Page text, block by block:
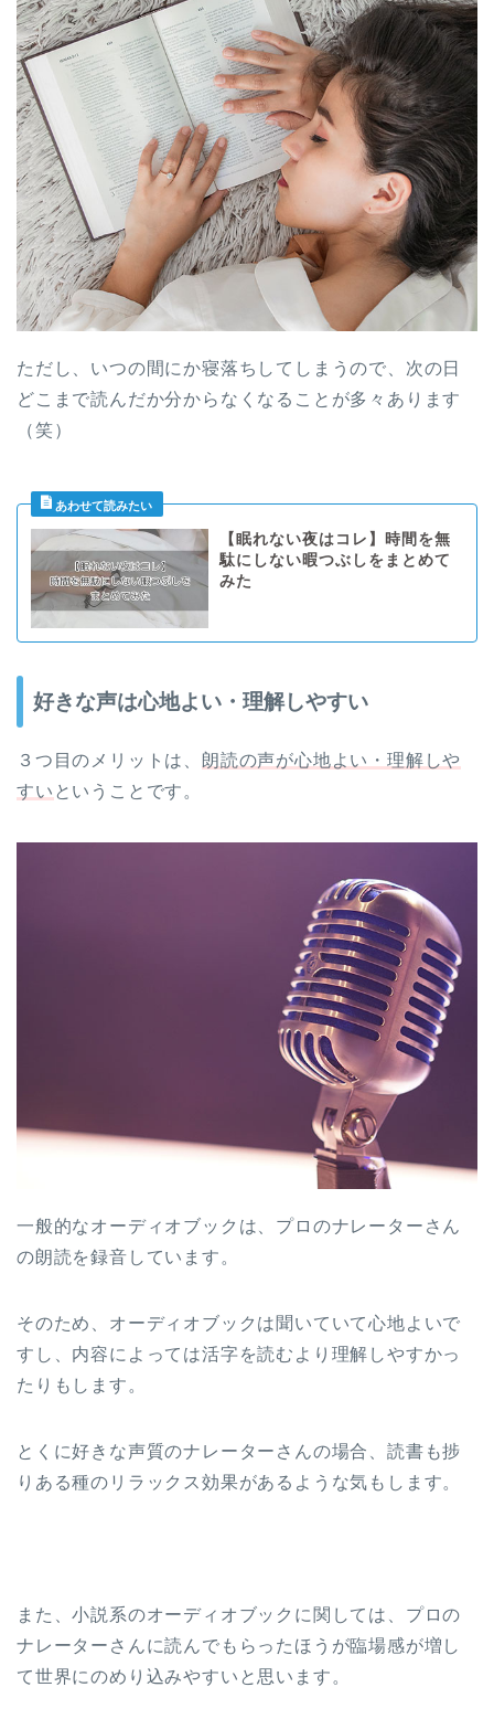
ただし、いつの間にか寝落ちしてしまうので、次の日
どこまで読んだか分からなくなることが多々あります
（笑）
【眠れない夜はコレ】時間を無
駄にしない暇つぶしをまとめて
みた
好きな声は心地よい・理解しやすい
３つ目のメリットは、 朗読の声が心地よい・理解しや
すい ということです。
一般的なオーディオブックは、プロのナレーターさん
の朗読を録音しています。
そのため、オーディオブックは聞いていて心地よいで
すし、内容によっては活字を読むより理解しやすかっ
たりもします。
とくに好きな声質のナレーターさんの場合、読書も捗
りある種のリラックス効果があるような気もします。
また、小説系のオーディオブックに関しては、プロの
ナレーターさんに読んでもらったほうが臨場感が増し
て世界にのめり込みやすいと思います。